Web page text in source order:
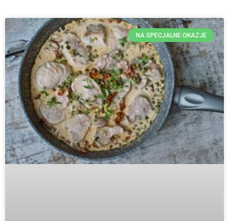
NA SPECJALNE OKAZJE